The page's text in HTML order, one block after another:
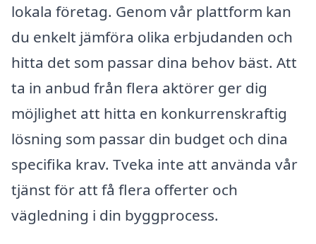
lokala företag. Genom vår plattform kan
du enkelt jämföra olika erbjudanden och
hitta det som passar dina behov bäst. Att
ta in anbud från flera aktörer ger dig
möjlighet att hitta en konkurrenskraftig
lösning som passar din budget och dina
specifika krav. Tveka inte att använda vår
tjänst för att få flera offerter och
vägledning i din byggprocess.